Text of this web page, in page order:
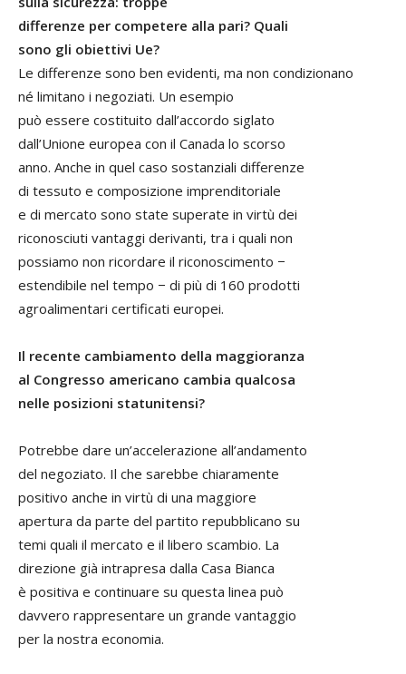
differenze per competere alla pari? Quali
sono gli obiettivi Ue?
Le differenze sono ben evidenti, ma non condizionano
né limitano i negoziati. Un esempio
può essere costituito dall’accordo siglato
dall’Unione europea con il Canada lo scorso
anno. Anche in quel caso sostanziali differenze
di tessuto e composizione imprenditoriale
e di mercato sono state superate in virtù dei
riconosciuti vantaggi derivanti, tra i quali non
possiamo non ricordare il riconoscimento −
estendibile nel tempo − di più di 160 prodotti
agroalimentari certificati europei.
Il recente cambiamento della maggioranza
al Congresso americano cambia qualcosa
nelle posizioni statunitensi?
Potrebbe dare un’accelerazione all’andamento
del negoziato. Il che sarebbe chiaramente
positivo anche in virtù di una maggiore
apertura da parte del partito repubblicano su
temi quali il mercato e il libero scambio. La
direzione già intrapresa dalla Casa Bianca
è positiva e continuare su questa linea può
davvero rappresentare un grande vantaggio
per la nostra economia.